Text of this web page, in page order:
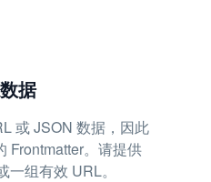
据
或 JSON 数据，因此
Frontmatter。请提供
组有效 URL。